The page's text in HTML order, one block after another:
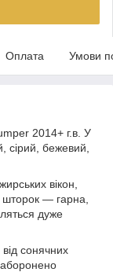
Оплата Умови
2014+ г.в. У
сірий, бежевий,
вікон,
шторок — гарна,
дуже
сонячних